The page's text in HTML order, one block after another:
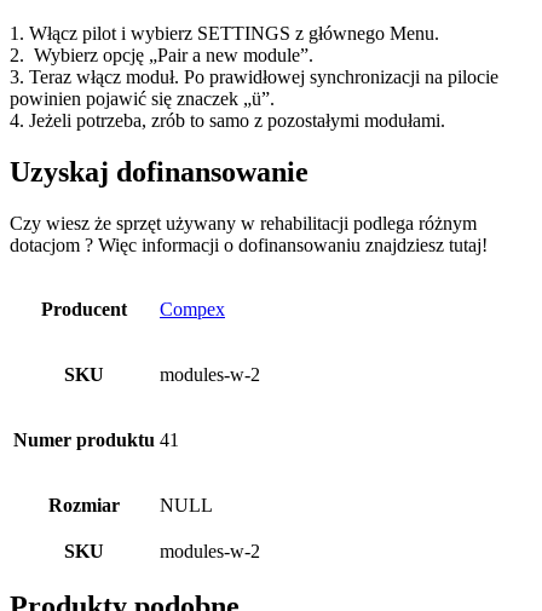
1. Włącz pilot i wybierz SETTINGS z głównego Menu.
2. Wybierz opcję „Pair a new module”.
3. Teraz włącz moduł. Po prawidłowej synchronizacji na pilocie
powinien pojawić się znaczek „ü”.
4. Jeżeli potrzeba, zrób to samo z pozostałymi modułami.
Uzyskaj dofinansowanie
Czy wiesz że sprzęt używany w rehabilitacji podlega różnym
dotacjom ? Więc informacji o dofinansowaniu znajdziesz tutaj!
Producent Compex
SKU modules-w-2
Numer produktu 41
Rozmiar NULL
SKU modules-w-2